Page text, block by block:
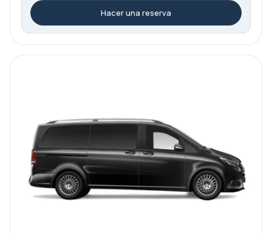
Hacer una reserva